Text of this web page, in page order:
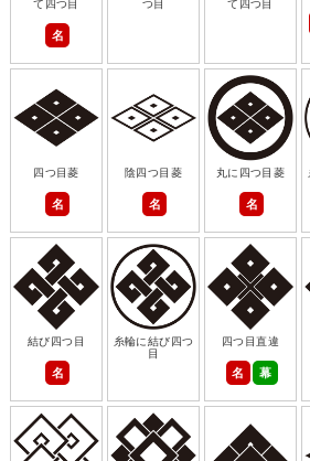
て四つ目
名
つ目
て四つ目
四つ目菱
名
陰四つ目菱
名
丸に四つ目菱
名
結び四つ目
名
糸輪に結び四つ
目
四つ目直違
名 幕